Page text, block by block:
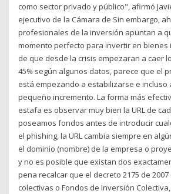
como sector privado y público", afirmó
ejecutivo de la Cámara de Sin embargo,
profesionales de la inversión apuntan a
momento perfecto para invertir en bienes
de que desde la crisis empezaran a caer
45% según algunos datos, parece que el
está empezando a estabilizarse e incluso
pequeño incremento. La forma más
estafa es observar muy bien la URL de
poseamos fondos antes de introducir
el phishing, la URL cambia siempre en
el dominio (nombre) de la empresa o
y no es posible que existan dos
pena recalcar que el decreto 2175 de
colectivas o Fondos de Inversión